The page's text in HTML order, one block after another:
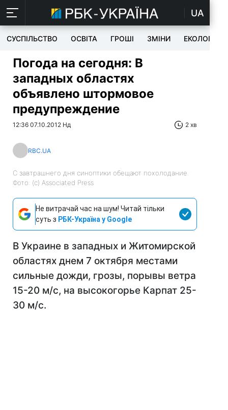
UA
СУСПІЛЬСТВО ОСВІТА ГРОШІ ЗМІНИ ЕКОЛОГІЯ
Погода на сегодня: В
западных областях
объявлено штормовое
предупреждение
12:36 07.10.2012 Нд 2 хв
RBC.UA
С завтрашнего дня синоптики обещают похолодание.
Фото: (с) Associated Press
Не витрачай час на шум! Читай тільки
суть з РБК-Україна у Google
В Украине в западных и Житомирской
областях днем 7 октября местами
сильные дожди, грозы, порывы ветра
15-20 м/с, на высокогорье Карпат 25-
30 м/с.